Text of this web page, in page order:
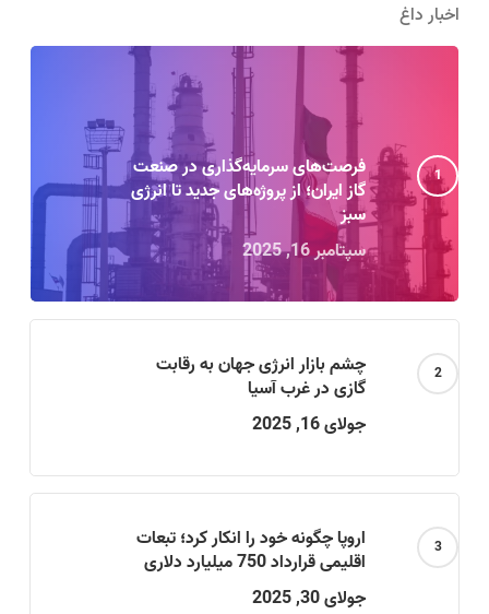
اخبار داغ
فرصت‌های سرمایه‌گذاری در صنعت
گاز ایران؛ از پروژه‌های جدید تا انرژی
سبز
سپتامبر 16, 2025
چشم بازار انرژی جهان به رقابت
گازی در غرب آسیا
جولای 16, 2025
اروپا چگونه خود را انکار کرد؛ تبعات
اقلیمی قرارداد 750 میلیارد دلاری
جولای 30, 2025